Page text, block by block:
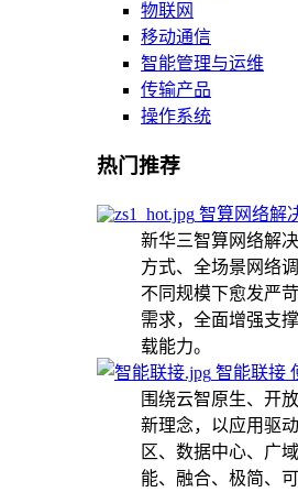
物联网
移动通信
智能管理与运维
传输产品
操作系统
热门推荐
智算网络解
新华三智算网络解
方式、全场景网络
不同规模下愈发严
需求，全面增强支
载能力。
智能联接
围绕云智原生、开
新理念，以应用驱
区、数据中心、广
能、融合、极简、